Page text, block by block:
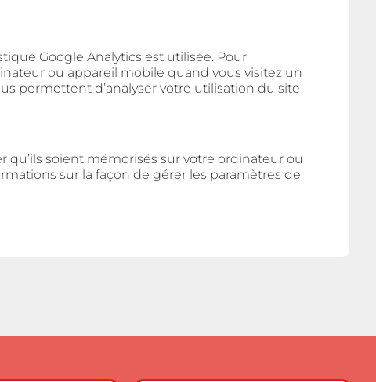
Google Analytics est utilisée. Pour
ou appareil mobile quand vous visitez un
permettent d’analyser votre utilisation du site
soient mémorisés sur votre ordinateur ou
sur la façon de gérer les paramètres de